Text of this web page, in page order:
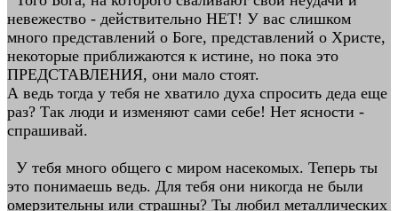
невежество - действительно НЕТ! У вас слишком
много представлений о Боге, представлений о Христе,
некоторые приближаются к истине, но пока это
ПРЕДСТАВЛЕНИЯ, они мало стоят.
А ведь тогда у тебя не хватило духа спросить деда еще
раз? Так люди и изменяют сами себе! Нет ясности -
спрашивай.
У тебя много общего с миром насекомых. Теперь ты
это понимаешь ведь. Для тебя они никогда не были
омерзительны или страшны? Ты любил металлических